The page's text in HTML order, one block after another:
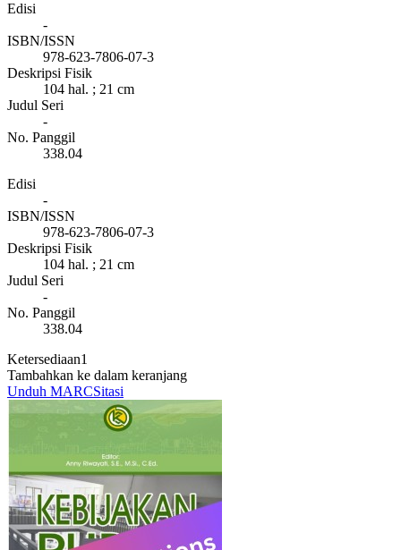
Edisi
-
ISBN/ISSN
978-623-7806-07-3
Deskripsi Fisik
104 hal. ; 21 cm
Judul Seri
-
No. Panggil
338.04
Edisi
-
ISBN/ISSN
978-623-7806-07-3
Deskripsi Fisik
104 hal. ; 21 cm
Judul Seri
-
No. Panggil
338.04
Ketersediaan1
Tambahkan ke dalam keranjang
Unduh MARCSitasi